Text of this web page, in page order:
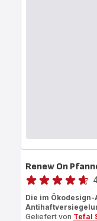
Renew On
Bewertung
ratings.4.6
Die im
Geliefert von Tefal